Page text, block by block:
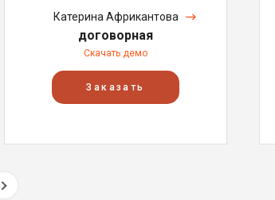
Катерина Африкантова
договорная
Скачать демо
Заказать